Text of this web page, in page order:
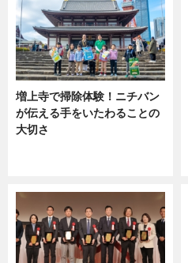
増上寺で掃除体験！ニチバン
が伝える手をいたわることの
大切さ